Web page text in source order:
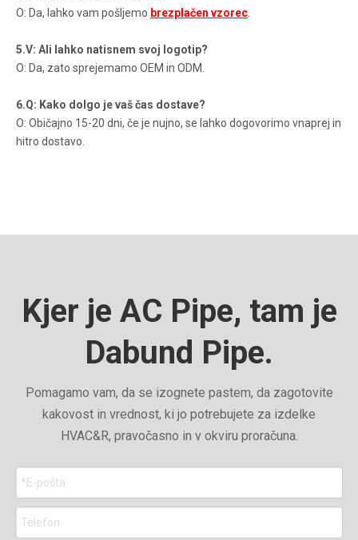
O: Da, lahko vam pošljemo brezplačen vzorec
5.V: Ali lahko natisnem svoj logotip?
O: Da, zato sprejemamo OEM in ODM.
6.Q: Kako dolgo je vaš čas dostave?
O: Običajno 15-20 dni, če je nujno, se lahko dogovorimo vnaprej in
hitro dostavo.
Kjer je AC Pipe, tam je
Dabund Pipe.
Pomagamo vam, da se izognete pastem, da zagotovite
kakovost in vrednost, ki jo potrebujete za izdelke
HVAC&R, pravočasno in v okviru proračuna.